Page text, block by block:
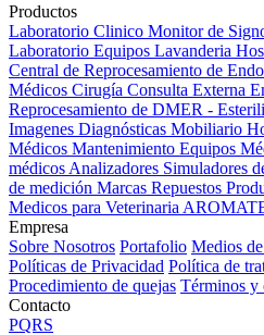
Productos
Laboratorio Clinico Monitor de
Laboratorio Equipos Lavanderia
Central de Reprocesamiento de
Médicos Cirugía Consulta Externa
Reprocesamiento de DMER -
Imagenes Diagnósticas Mobiliario
Médicos Mantenimiento Equipos
médicos Analizadores Simuladores
de medición Marcas Repuestos
Medicos para Veterinaria
Empresa
Sobre Nosotros Portafolio Medios
Políticas de Privacidad Política de
Procedimiento de quejas Términos y
Contacto
PQRS